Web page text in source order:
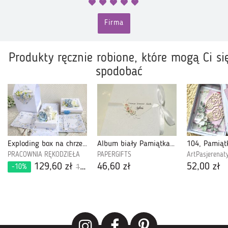
Firma
Produkty ręcznie robione, które mogą Ci
spodobać
Exploding box na chrzest 363
PRACOWNIA RĘKODZIEŁA
-10%
129,60 zł 144,00 zł
Album biały Pamiątka Chrztu
PAPERGIFTS
46,60 zł 52,00 zł